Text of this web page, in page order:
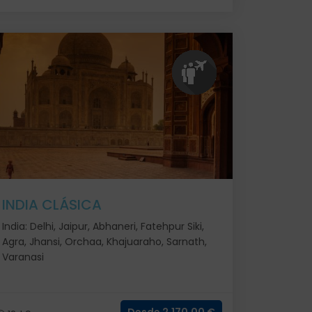
INDIA CLÁSICA
India: Delhi, Jaipur, Abhaneri, Fatehpur Siki,
Agra, Jhansi, Orchaa, Khajuaraho, Sarnath,
Varanasi